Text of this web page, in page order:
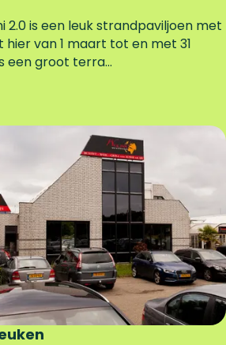
2.0 is een leuk strandpaviljoen met
van 1 maart tot en met 31
een groot terra...